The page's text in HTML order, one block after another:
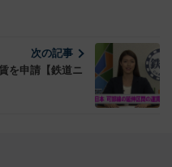
次の記事
を申請【鉄道ニ